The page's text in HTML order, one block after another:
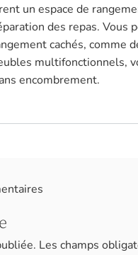
un espace de
des repas. Vous
cachés, comme
multifonctionnels,
encombrement.
Les champs